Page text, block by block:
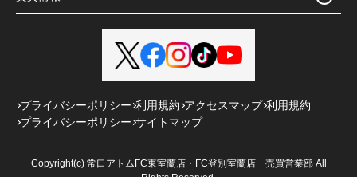
プライバシーポリシー 利用規約 アクセスマップ 利用規約
プライバシーポリシー サイトマップ
Copyright(c) 常口アトムFC東室蘭店・FC登別室蘭店 売買営業部 All